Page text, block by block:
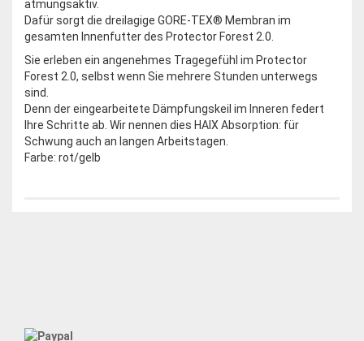
atmungsaktiv.
Dafür sorgt die dreilagige GORE-TEX® Membran im
gesamten Innenfutter des Protector Forest 2.0.
Sie erleben ein angenehmes Tragegefühl im Protector
Forest 2.0, selbst wenn Sie mehrere Stunden unterwegs
sind.
Denn der eingearbeitete Dämpfungskeil im Inneren federt
Ihre Schritte ab. Wir nennen dies HAIX Absorption: für
Schwung auch an langen Arbeitstagen.
Farbe: rot/gelb